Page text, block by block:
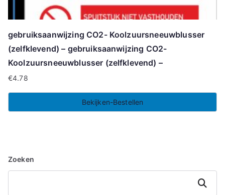
gebruiksaanwijzing CO2- Koolzuursneeuwblusser
(zelfklevend) – gebruiksaanwijzing CO2-
Koolzuursneeuwblusser (zelfklevend) –
€4.78
Bekijken-Bestellen
Zoeken
Zoeken